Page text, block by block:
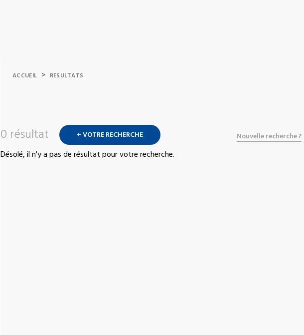
ACCUEIL > RESULTATS
0 résultat + VOTRE RECHERCHE Nouvelle recherche ?
Désolé, il n'y a pas de résultat pour votre recherche.